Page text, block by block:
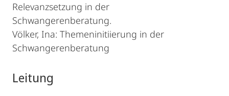
Relevanzsetzung in der
Schwangerenberatung.
Völker, Ina: Themeninitiierung in der
Schwangerenberatung
Leitung